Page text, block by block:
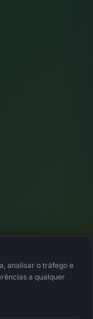
analisar o tráfego e
a qualquer